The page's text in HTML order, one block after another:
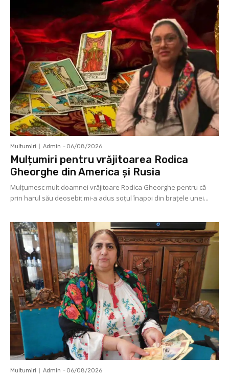
Multumiri Admin - 06/08/2026
Mulțumiri pentru vrăjitoarea Rodica
Gheorghe din America și Rusia
Mulţumesc mult doamnei vrăjitoare Rodica Gheorghe pentru că
prin harul său deosebit mi-a adus soţul înapoi din braţele unei...
Multumiri Admin - 06/08/2026